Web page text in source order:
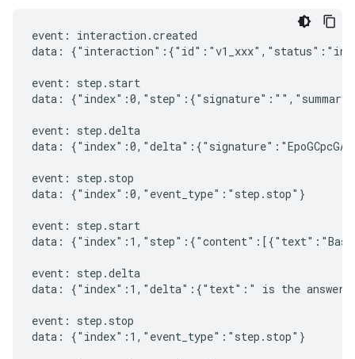
event: interaction.created
data:
event: step.start
data:
event: step.delta
data:
event: step.stop
data: {"index":0,"event_type":"step.stop"}
event: step.start
data:
event: step.delta
data: {"index":1,"delta":{"text":" is the answer
event: step.stop
data: {"index":1,"event_type":"step.stop"}